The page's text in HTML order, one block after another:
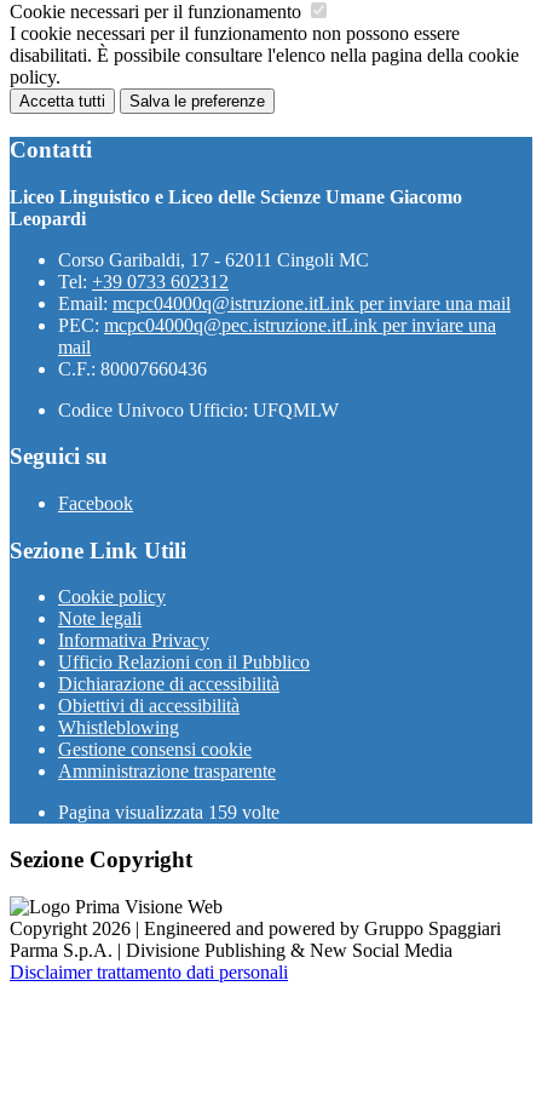
Cookie necessari per il funzionamento
I cookie necessari per il funzionamento non possono essere
disabilitati. È possibile consultare l'elenco nella pagina della cookie
policy.
Accetta tutti Salva le preferenze
Contatti
Liceo Linguistico e Liceo delle Scienze Umane Giacomo
Leopardi
Corso Garibaldi, 17 - 62011 Cingoli MC
Tel: +39 0733 602312
Email: mcpc04000q@istruzione.itLink per inviare una mail
PEC: mcpc04000q@pec.istruzione.itLink per inviare una
mail
C.F.: 80007660436
Codice Univoco Ufficio: UFQMLW
Seguici su
Facebook
Sezione Link Utili
Cookie policy
Note legali
Informativa Privacy
Ufficio Relazioni con il Pubblico
Dichiarazione di accessibilità
Obiettivi di accessibilità
Whistleblowing
Gestione consensi cookie
Amministrazione trasparente
Pagina visualizzata 159 volte
Sezione Copyright
Copyright 2026 | Engineered and powered by Gruppo Spaggiari
Parma S.p.A. | Divisione Publishing & New Social Media
Disclaimer trattamento dati personali